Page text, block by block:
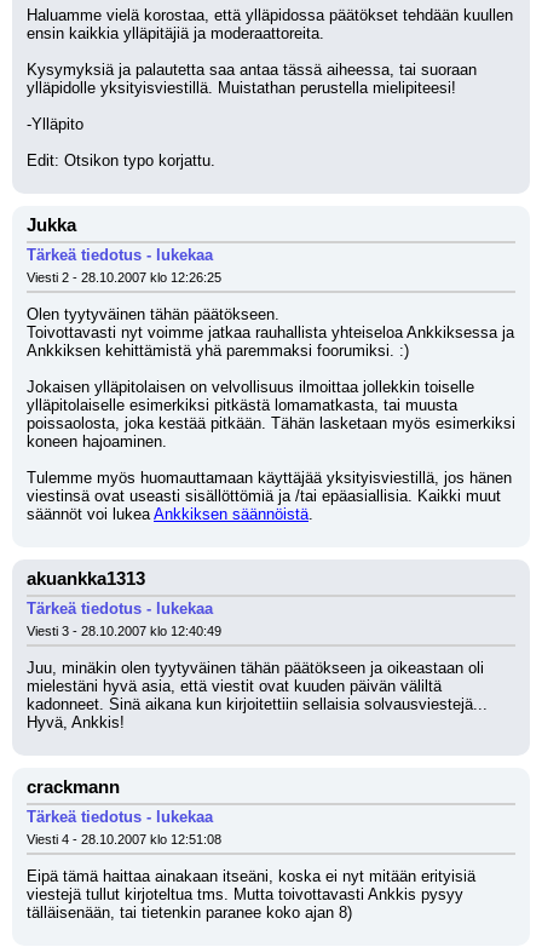
Haluamme vielä korostaa, että ylläpidossa päätökset tehdään kuullen
ensin kaikkia ylläpitäjiä ja moderaattoreita.
Kysymyksiä ja palautetta saa antaa tässä aiheessa, tai suoraan
ylläpidolle yksityisviestillä. Muistathan perustella mielipiteesi!
-Ylläpito
Edit: Otsikon typo korjattu.
Jukka
Tärkeä tiedotus - lukekaa
Viesti 2 - 28.10.2007 klo 12:26:25
Olen tyytyväinen tähän päätökseen.
Toivottavasti nyt voimme jatkaa rauhallista yhteiseloa Ankkiksessa ja
Ankkiksen kehittämistä yhä paremmaksi foorumiksi. :)
Jokaisen ylläpitolaisen on velvollisuus ilmoittaa jollekkin toiselle
ylläpitolaiselle esimerkiksi pitkästä lomamatkasta, tai muusta
poissaolosta, joka kestää pitkään. Tähän lasketaan myös esimerkiksi
koneen hajoaminen.
Tulemme myös huomauttamaan käyttäjää yksityisviestillä, jos hänen
viestinsä ovat useasti sisällöttömiä ja /tai epäasiallisia. Kaikki muut
säännöt voi lukea Ankkiksen säännöistä.
akuankka1313
Tärkeä tiedotus - lukekaa
Viesti 3 - 28.10.2007 klo 12:40:49
Juu, minäkin olen tyytyväinen tähän päätökseen ja oikeastaan oli
mielestäni hyvä asia, että viestit ovat kuuden päivän väliltä
kadonneet. Sinä aikana kun kirjoitettiin sellaisia solvausviestejä...
Hyvä, Ankkis!
crackmann
Tärkeä tiedotus - lukekaa
Viesti 4 - 28.10.2007 klo 12:51:08
Eipä tämä haittaa ainakaan itseäni, koska ei nyt mitään erityisiä
viestejä tullut kirjoteltua tms. Mutta toivottavasti Ankkis pysyy
tälläisenään, tai tietenkin paranee koko ajan 8)